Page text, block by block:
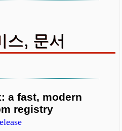
스, 문서
a fast, modern
registry